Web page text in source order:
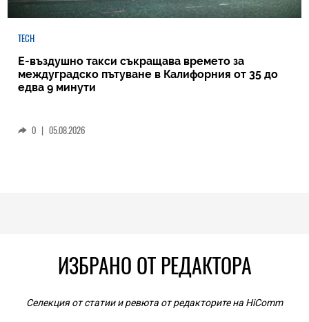
TECH
Е-въздушно такси съкращава времето за
междуградско пътуване в Калифорния от 35 до
едва 9 минути
0 | 05.08.2026
ИЗБРАНО ОТ РЕДАКТОРА
Селекция от статии и ревюта от редакторите на HiComm